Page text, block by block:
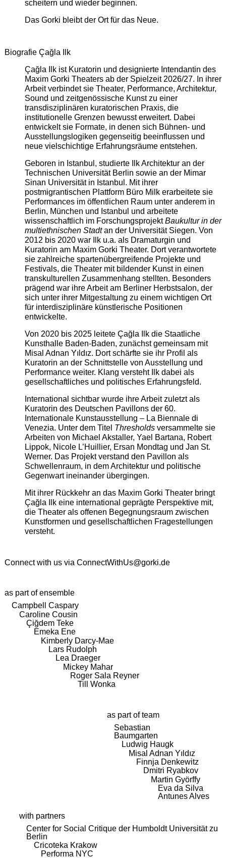
scheitern und wieder beginnen.
Das Gorki bleibt der Ort für das Neue.
Biografie Çağla Ilk
Çağla Ilk ist Kuratorin und designierte Intendantin des
Maxim Gorki Theaters ab der Spielzeit 2026/27. In ihrer
Arbeit verbindet sie Theater, Performance, Architektur,
Sound und zeitgenössische Kunst zu einer
transdisziplinären kuratorischen Praxis, die
institutionelle Grenzen bewusst erweitert. Dabei
entwickelt sie Formate, in denen sich Bühnen- und
Ausstellungslogiken gegenseitig beeinflussen und
neue vielschichtige Erfahrungsräume entstehen.
Geboren in Istanbul, studierte Ilk Architektur an der
Technischen Universität Berlin sowie an der Mimar
Sinan Universität in Istanbul. Mit ihrer
postmigrantischen Plattform Büro Milk erarbeitete sie
Performances im öffentlichen Raum unter anderem in
Berlin, München und Istanbul und arbeitete
wissenschaftlich im ForschungsprojektBaukultur in der
multiethnischen Stadtan der Universität Siegen. Von
2012 bis 2020 war Ilk u.a. als Dramaturgin und
Kuratorin am Maxim Gorki Theater. Dort verantwortete
sie zahlreiche spartenübergreifende Projekte und
Festivals, die Theater mit bildender Kunst in einen
transkulturellen Zusammenhang stellten. Besonders
prägend war ihre Arbeit am Berliner Herbstsalon, der
sich unter ihrer Mitgestaltung zu einem wichtigen Ort
für interdisziplinäre künstlerische Positionen
entwickelte.
Von 2020 bis 2025 leitete Çağla Ilk die Staatliche
Kunsthalle Baden-Baden, zunächst gemeinsam mit
Misal Adnan Yıldız. Dort schärfte sie ihr Profil als
Kuratorin an der Schnittstelle von Ausstellung und
Performance weiter. Klang versteht Ilk dabei als
gesellschaftliches und politisches Erfahrungsfeld.
International sichtbar wurde ihre Arbeit zuletzt als
Kuratorin des Deutschen Pavillons der 60.
Internationale Kunstausstellung – La Biennale di
Venezia. Unter dem Titel Thresholdsversammelte sie
Arbeiten von Michael Akstaller, Yael Bartana, Robert
Lippok, Nicole L’Huillier, Ersan Mondtag und Jan St.
Werner. Das Projekt verstand den Pavillon als
Schwellenraum, in dem Architektur und politische
Gegenwart ineinander übergingen.
Mit ihrer Rückkehr an das Maxim Gorki Theater bringt
Çağla Ilk eine international geprägte Perspektive mit,
die Theater als offenen Begegnungsraum zwischen
Kunstformen und gesellschaftlichen Fragestellungen
versteht.
Connect with us via ConnectWithUs@gorki.de
as part of ensemble
Campbell Caspary
Caroline Cousin
Çiğdem Teke
Emeka Ene
Kimberly Darcy-Mae
Lars Rudolph
Lea Draeger
Mickey Mahar
Roger Sala Reyner
Till Wonka
as part of team
Sebastian
Baumgarten
Ludwig Haugk
Misal Adnan Yıldız
Finnja Denkewitz
Dmitri Ryabkov
Martin Györffy
Eva da Silva
Antunes Alves
with partners
Center for Social Critique der Humboldt Universität zu
Berlin
Cricoteka Krakow
Performa NYC